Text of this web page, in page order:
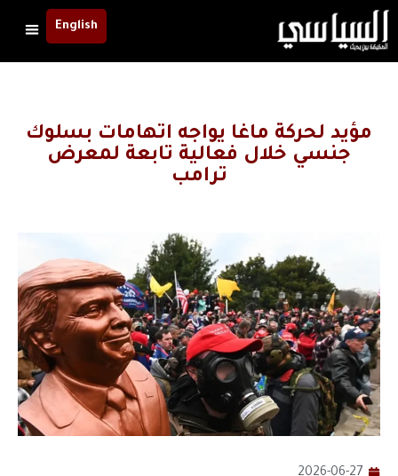
English
مؤيد لحركة ماغا يواجه اتهامات بسلوك
جنسي خلال فعالية تابعة لمعرض
ترامب